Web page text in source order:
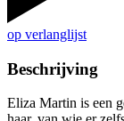
op verlanglijst
Beschrijving
Eliza Martin is een